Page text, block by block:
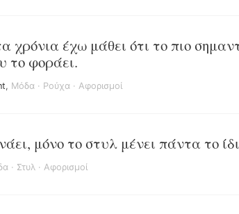
έχω μάθει ότι το πιο
το φοράει.
, Μόδα · Ρούχα · Αφορισμοί
μόνο το στυλ μένει πάντα το
· Στυλ · Αφορισμοί